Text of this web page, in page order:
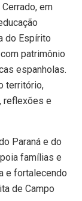
em
do Espírito
patrimônio
espanholas.
território,
reflexões e
Paraná e do
famílias e
e fortalecendo
de Campo